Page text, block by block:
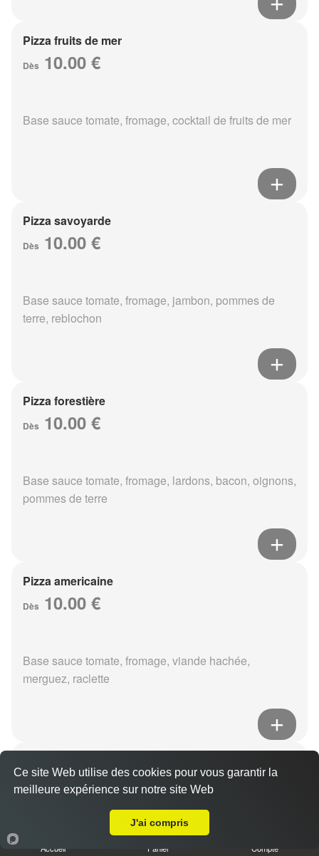
Pizza fruits de mer
Dès 10.00 €
Base sauce tomate, fromage, cocktail de fruits de mer
Pizza savoyarde
Dès 10.00 €
Base sauce tomate, fromage, jambon, pommes de
terre, reblochon
Pizza forestière
Dès 10.00 €
Base sauce tomate, fromage, lardons, bacon, oignons,
pommes de terre
Pizza americaine
Dès 10.00 €
Base sauce tomate, fromage, viande hachée,
merguez, raclette
Dès10.00 €
Base sauce tomate, fromage, viande hachée, boursin,
Accueil Panier Compte
Ce site Web utilise des cookies pour vous garantir la
meilleure expérience sur notre site Web
J'ai compris